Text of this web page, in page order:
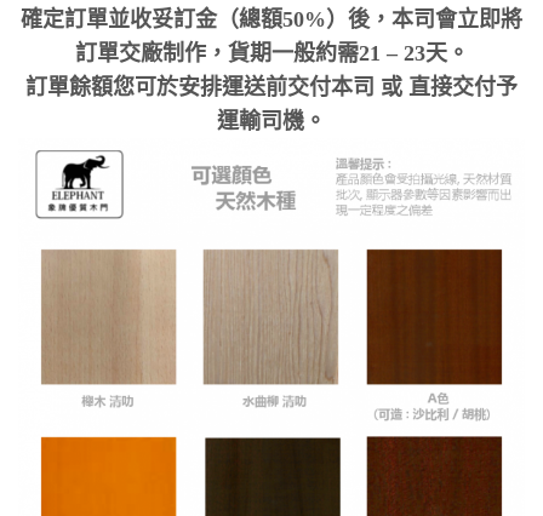
確定訂單並收妥訂金（總額50%）後，本司會立即將
訂單交廠制作，貨期一般約需21 – 23天。
訂單餘額您可於安排運送前交付本司 或 直接交付予
運輸司機。